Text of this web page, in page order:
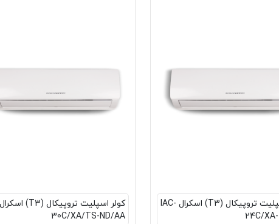
کولر اسپلیت تروپیکال (T3) اسکرال IAC-
24C/
30C/XA/TS-ND/AA